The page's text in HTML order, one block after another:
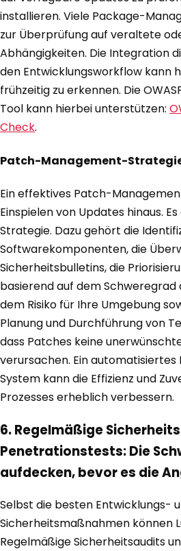
installieren. Viele Package-
zur Überprüfung auf veraltete
Abhängigkeiten. Die Integration
den Entwicklungsworkflow kann
frühzeitig zu erkennen. Die
Tool kann hierbei unterstützen:
Check.
Patch-Management-
Ein effektives Patch-
Einspielen von Updates hinaus.
Strategie. Dazu gehört die
Softwarekomponenten, die
Sicherheitsbulletins, die
basierend auf dem
dem Risiko für Ihre Umgebung
Planung und Durchführung von
dass Patches keine
verursachen. Ein
System kann die Effizienz und
Prozesses erheblich verbessern.
6. Regelmäßige
Penetrationstests: Die
aufdecken, bevor es die
Selbst die besten Entwicklungs-
Sicherheitsmaßnahmen können
Regelmäßige Sicherheitsaudits